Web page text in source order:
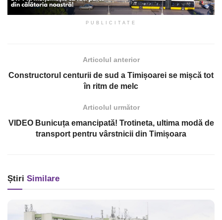
PUBLICITATE
Articolul anterior
Constructorul centurii de sud a Timișoarei se mișcă tot
în ritm de melc
Articolul următor
VIDEO Bunicuța emancipată! Trotineta, ultima modă de
transport pentru vârstnicii din Timișoara
Știri Similare